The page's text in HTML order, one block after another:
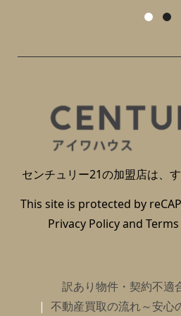
センチュリー21の加盟店は、
This site is protected by
Privacy Policyand
訳あり物件・契約不適
不動産買取の流れ～安心